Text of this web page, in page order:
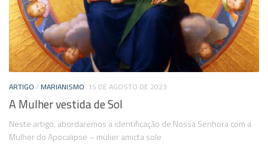
ARTIGO / MARIANISMO 15 DE AGOSTO DE 2023
A Mulher vestida de Sol
Neste artigo, abordaremos a identificação de Nossa Senhora com a
Mulher do Apocalipse – mulier amicta sole